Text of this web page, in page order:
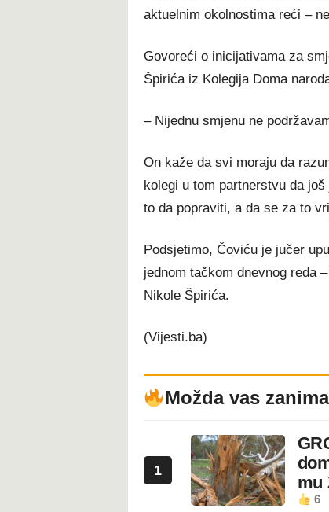
aktuelnim okolnostima reći –
Govoreći o inicijativama za
Špirića iz Kolegija Doma
– Nijednu smjenu ne
On kaže da svi moraju da
kolegi u tom partnerstvu da
to da popraviti, a da se za to
Podsjetimo, Čoviću je jučer
jednom tačkom dnevnog reda
Nikole Špirića.
(Vijesti.ba)
Možda vas
1
mu
6